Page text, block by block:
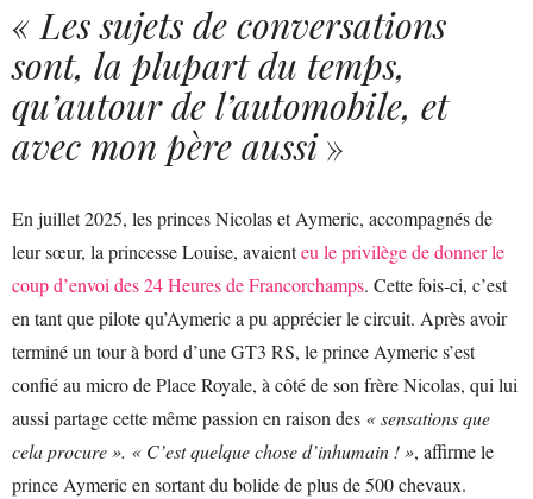
« Les sujets de conversations
sont, la plupart du temps,
qu’autour de l’automobile, et
avec mon père aussi»
En juillet 2025, les princes Nicolas et Aymeric, accompagnés de
leur sœur, la princesse Louise, avaienteu le privilège de donner le
coup d’envoi des 24 Heures de Francorchamps. Cette fois-ci, c’est
en tant que pilote qu’Aymeric a pu apprécier le circuit. Après avoir
terminé un tour à bord d’une GT3 RS, le prince Aymeric s’est
confié au micro de Place Royale, à côté de son frère Nicolas, qui lui
aussi partage cette même passion en raison des « sensations que
cela procure ». « C’est quelque chose d’inhumain ! », affirme le
prince Aymeric en sortant du bolide de plus de 500 chevaux.